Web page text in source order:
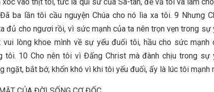
ba lần tôi cầu nguyện Chúa cho nó lìa xa tôi. 9 Nhưng
đủ cho ngươi rồi, vì sức mạnh của ta nên trọn vẹn trong sự
lòng khoe mình về sự yếu đuối tôi, hầu cho sức mạnh
tôi. 10 Cho nên tôi vì Đấng Christ mà đành chịu trong sự
ngặt, bắt bớ, khốn khó vì khi tôi yếu đuối, ấy là lúc tôi mạnh